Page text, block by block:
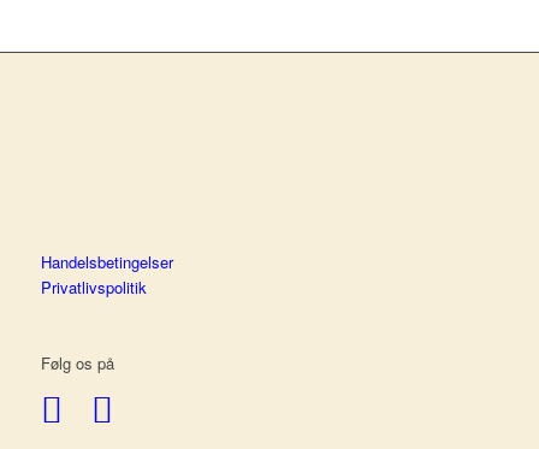
varianter.
Handelsbetingelser
Privatlivspolitik
Følg os på